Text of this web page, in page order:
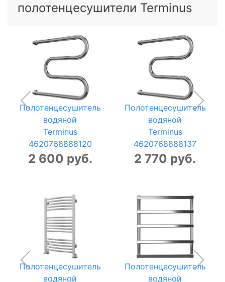
полотенцесушители Terminus
Полотенцесушитель
водяной
Terminus
4620768888120
2 600 руб.
Полотенцесушитель
водяной
Terminus
4620768888137
2 770 руб.
Полотенцесушитель
водяной
Полотенцесушитель
водяной